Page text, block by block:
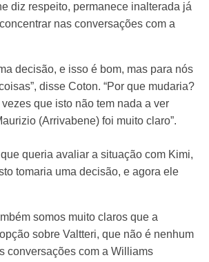
diz respeito, permanece inalterada já
nas conversações com a
decisão, e isso é bom, mas para nós
disse Coton. “Por que mudaria?
que isto não tem nada a ver
(Arrivabene) foi muito claro”.
queria avaliar a situação com Kimi,
tomaria uma decisão, e agora ele
somos muito claros que a
sobre Valtteri, que não é nenhum
conversações com a Williams